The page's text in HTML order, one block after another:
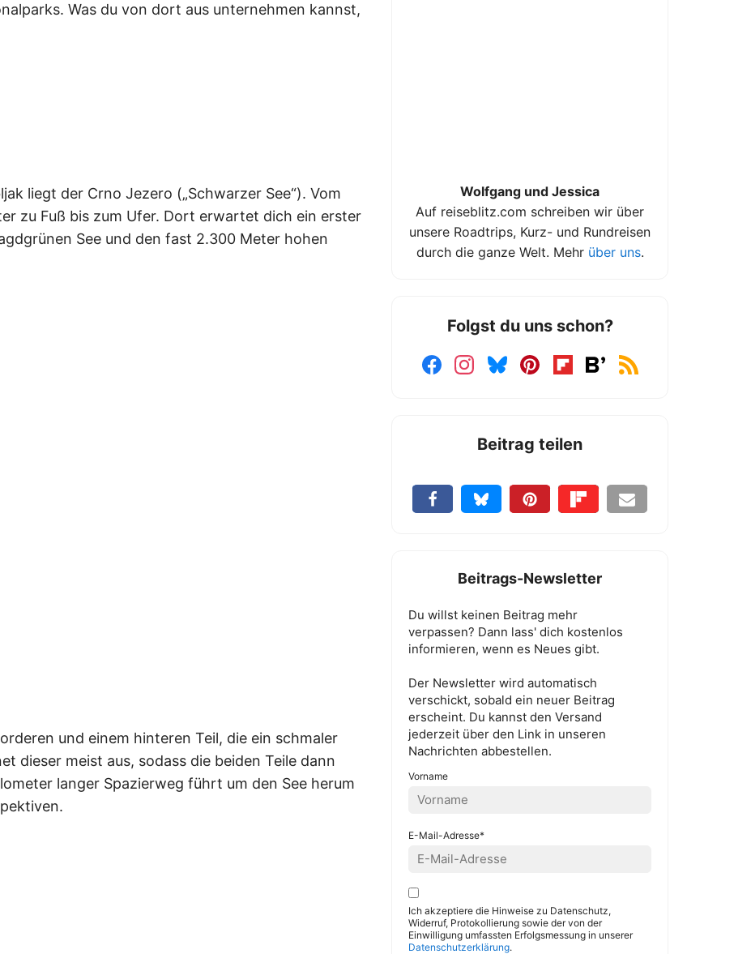
Was du von dort aus unternehmen kannst,
liegt der Crno Jezero („Schwarzer See“). Vom
zu Fuß bis zum Ufer. Dort erwartet dich ein erster
See und den fast 2.300 Meter hohen
und einem hinteren Teil, die ein schmaler
dieser meist aus, sodass die beiden Teile dann
langer Spazierweg führt um den See herum
Wolfgang und Jessica
Auf reiseblitz.com schreiben wir über
unsere Roadtrips, Kurz- und Rundreisen
durch die ganze Welt. Mehr über uns.
Folgst du uns schon?
Beitrag teilen
Beitrags-Newsletter
Du willst keinen Beitrag mehr
verpassen? Dann lass' dich kostenlos
informieren, wenn es Neues gibt.
Der Newsletter wird automatisch
verschickt, sobald ein neuer Beitrag
erscheint. Du kannst den Versand
jederzeit über den Link in unseren
Nachrichten abbestellen.
Vorname
E-Mail-Adresse*
Ich akzeptiere die Hinweise zu Datenschutz,
Widerruf, Protokollierung sowie der von der
Einwilligung umfassten Erfolgsmessung in unserer
Datenschutzerklärung.